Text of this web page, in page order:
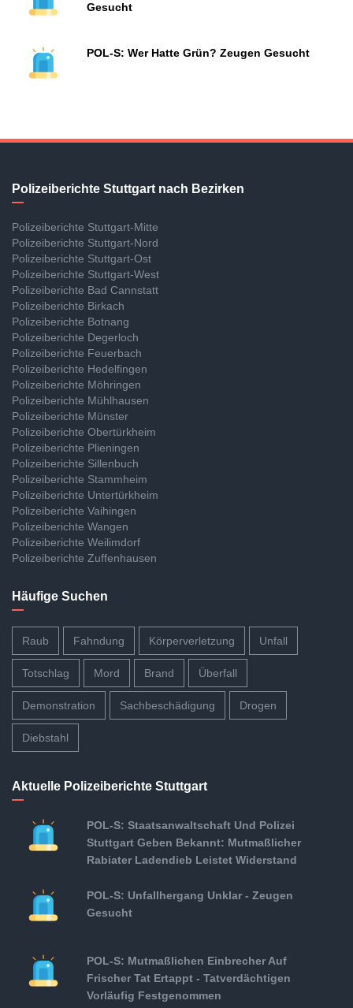
Gesucht
POL-S: Wer Hatte Grün? Zeugen Gesucht
Polizeiberichte Stuttgart nach Bezirken
Polizeiberichte Stuttgart-Mitte
Polizeiberichte Stuttgart-Nord
Polizeiberichte Stuttgart-Ost
Polizeiberichte Stuttgart-West
Polizeiberichte Bad Cannstatt
Polizeiberichte Birkach
Polizeiberichte Botnang
Polizeiberichte Degerloch
Polizeiberichte Feuerbach
Polizeiberichte Hedelfingen
Polizeiberichte Möhringen
Polizeiberichte Mühlhausen
Polizeiberichte Münster
Polizeiberichte Obertürkheim
Polizeiberichte Plieningen
Polizeiberichte Sillenbuch
Polizeiberichte Stammheim
Polizeiberichte Untertürkheim
Polizeiberichte Vaihingen
Polizeiberichte Wangen
Polizeiberichte Weilimdorf
Polizeiberichte Zuffenhausen
Häufige Suchen
Raub Fahndung Körperverletzung Unfall
Totschlag Mord Brand Überfall
Demonstration Sachbeschädigung Drogen
Diebstahl
Aktuelle Polizeiberichte Stuttgart
POL-S: Staatsanwaltschaft Und Polizei
Stuttgart Geben Bekannt: Mutmaßlicher
Rabiater Ladendieb Leistet Widerstand
POL-S: Unfallhergang Unklar - Zeugen
Gesucht
POL-S: Mutmaßlichen Einbrecher Auf
Frischer Tat Ertappt - Tatverdächtigen
Vorläufig Festgenommen